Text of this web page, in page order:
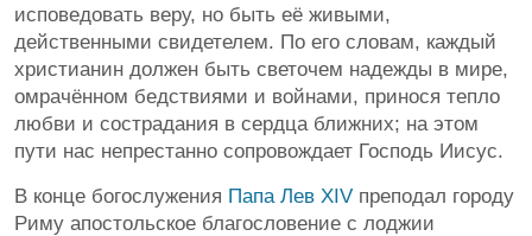
исповедовать веру, но быть её живыми,
действенными свидетелем. По его словам, каждый
христианин должен быть светочем надежды в мире,
омрачённом бедствиями и войнами, принося тепло
любви и сострадания в сердца ближних; на этом
пути нас непрестанно сопровождает Господь Иисус.
В конце богослужения Папа Лев XIV преподал городу
Риму апостольское благословение с лоджии